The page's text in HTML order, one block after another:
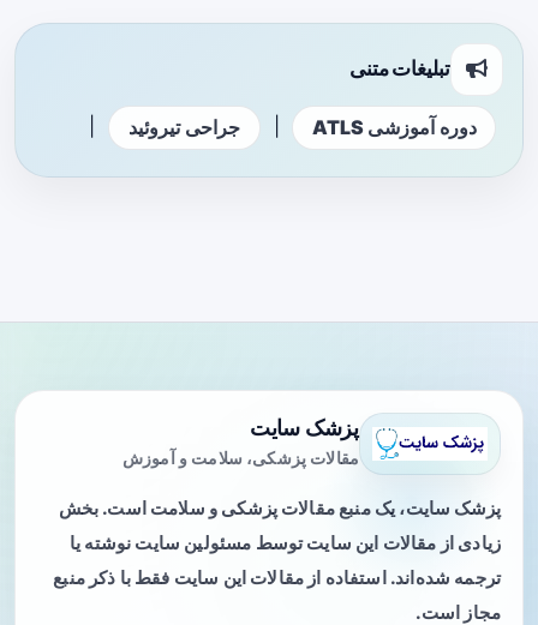
تبلیغات متنی
دوره آموزشی ATLS جراحی تیروئید
پزشک سایت
مقالات پزشکی، سلامت و آموزش
پزشک سایت، یک منبع مقالات پزشکی و سلامت است. بخش
زیادی از مقالات این سایت توسط مسئولین سایت نوشته یا
ترجمه شده‌اند. استفاده از مقالات این سایت فقط با ذکر منبع
مجاز است.